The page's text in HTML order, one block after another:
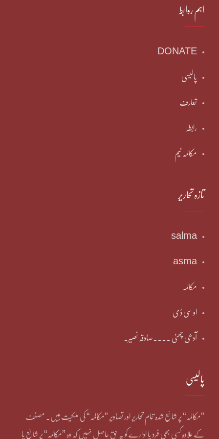
اہم روابط
DONATE
پالیسی
تعارف
رابطہ
مکالمہ ٹیم
تازہ تحاریر
salma
asma
مکالمہ
او سی ڈی
آدھی چھٹی ۔۔۔۔صادقہ نصیر۔
پالیسی
”مکالمہ“ پر شائع شدہ تمام تحاریر اور تصاویر ”مکالمہ“ کی ملکیت ہیں۔ مصنف
کے علاوہ کسی بھی فرد یا ادارے کو یہ حق حاصل نہیں کہ وہ ”مکالمہ“ پر شائع یا